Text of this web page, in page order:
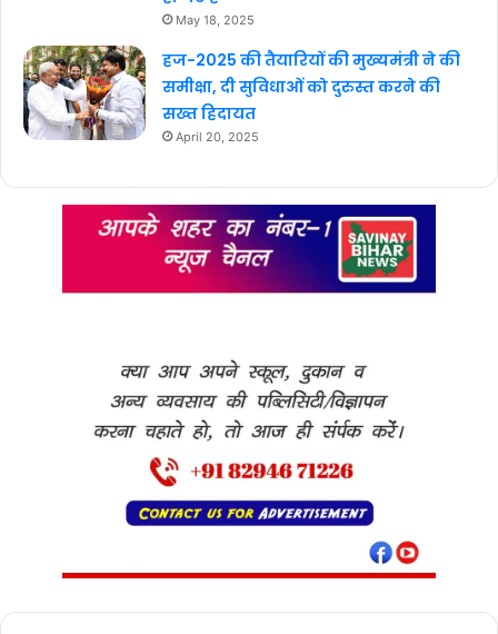
May 18, 2025
हज-2025 की तैयारियों की मुख्यमंत्री ने की
समीक्षा, दी सुविधाओं को दुरुस्त करने की
सख्त हिदायत
April 20, 2025